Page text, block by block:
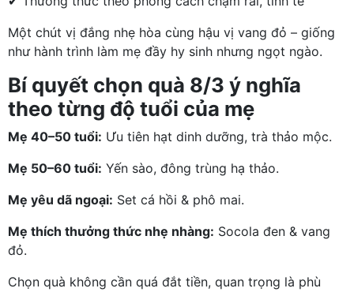
Một chút vị đắng nhẹ hòa cùng hậu vị vang đỏ – giống
như hành trình làm mẹ đầy hy sinh nhưng ngọt ngào.
Bí quyết chọn quà 8/3 ý nghĩa
theo từng độ tuổi của mẹ
Mẹ 40–50 tuổi: Ưu tiên hạt dinh dưỡng, trà thảo mộc.
Mẹ 50–60 tuổi: Yến sào, đông trùng hạ thảo.
Mẹ yêu dã ngoại: Set cá hồi & phô mai.
Mẹ thích thưởng thức nhẹ nhàng: Socola đen & vang
đỏ.
Chọn quà không cần quá đắt tiền, quan trọng là phù